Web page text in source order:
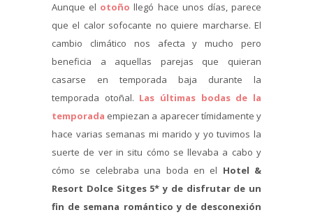
Aunque el otoño llegó hace unos días, parece
que el calor sofocante no quiere marcharse. El
cambio climático nos afecta y mucho pero
beneficia a aquellas parejas que quieran
casarse en temporada baja durante la
temporada otoñal. Las últimas bodas de la
temporada empiezan a aparecer tímidamente y
hace varias semanas mi marido y yo tuvimos la
suerte de ver in situ cómo se llevaba a cabo y
cómo se celebraba una boda en el Hotel &
Resort Dolce Sitges 5* y de disfrutar de un
fin de semana romántico y de desconexión